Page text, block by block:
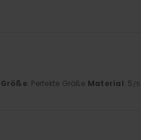
Größe: Perfekte Größe Material: 5 /5